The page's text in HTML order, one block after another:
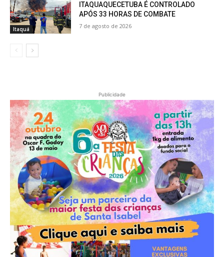
Itaquá
ITAQUAQUECETUBA É CONTROLADO
APÓS 33 HORAS DE COMBATE
7 de agosto de 2026
Publicidade